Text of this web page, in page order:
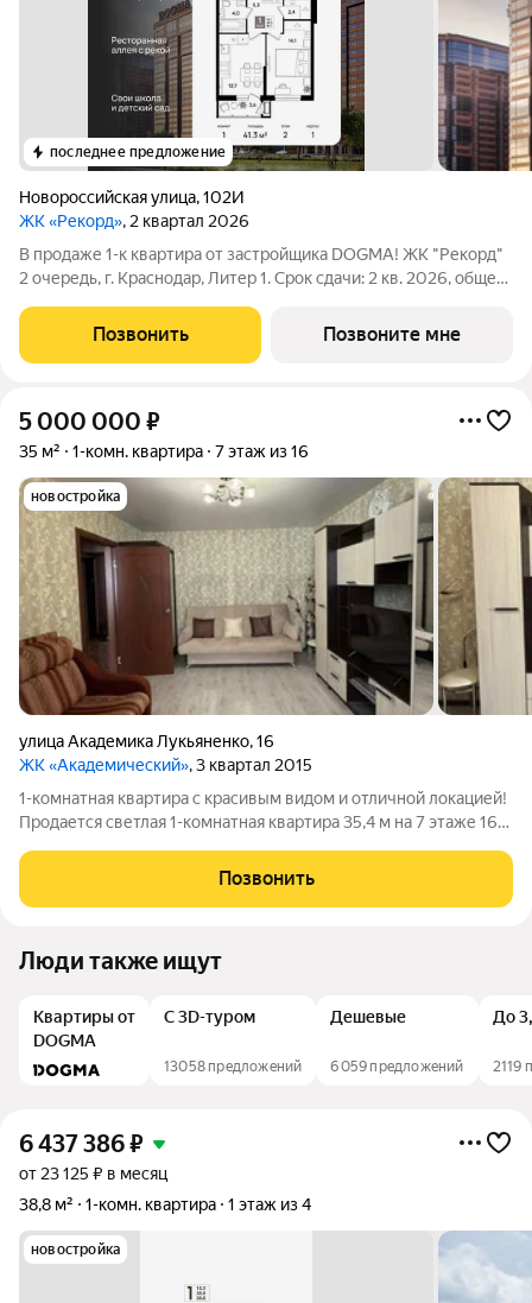
последнее предложение
Новороссийская улица,102И
ЖК «Рекорд», 2 квартал 2026
В продаже 1-к квартира от застройщика DOGMA! ЖК "Рекорд"
2 очередь, г. Краснодар, Литер 1. Срок сдачи: 2 кв. 2026, общей
место вашего баланса. Город снаружи природа внутри.
Квартал с
Позвонить Позвоните мне
5 000 000 ₽
35 м² 1-комн. квартира 7 этаж из 16
новостройка
улица Академика Лукьяненко,16
ЖК «Академический», 3 квартал 2015
1-комнатная квартира с красивым видом и отличной локацией!
Продается светлая 1-комнатная квартира 35,4 м на 7 этаже 16-
кухней и застекленными балконом и лоджией. Частично
остается мебель. Дом
Позвонить
Люди также ищут
Квартиры от
DOGMA
С 3D-туром
13058 предложений
Дешевые
6059 предложений
До
2119
6 437 386₽
от 23 125 ₽ в месяц
38,8 м²
1-комн. квартира 1 этаж из 4
новостройка